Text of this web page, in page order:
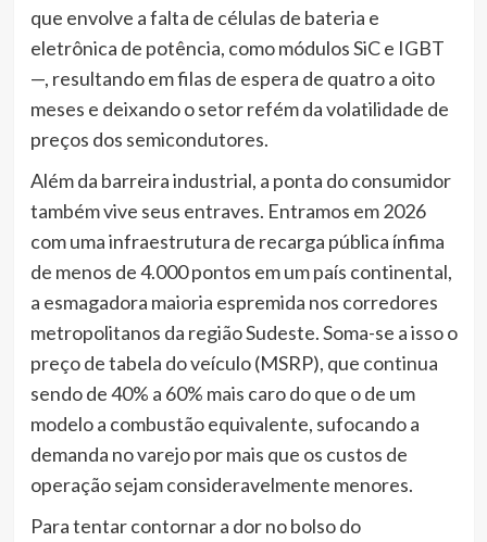
que envolve a falta de células de bateria e
eletrônica de potência, como módulos SiC e IGBT
—, resultando em filas de espera de quatro a oito
meses e deixando o setor refém da volatilidade de
preços dos semicondutores.
Além da barreira industrial, a ponta do consumidor
também vive seus entraves. Entramos em 2026
com uma infraestrutura de recarga pública ínfima
de menos de 4.000 pontos em um país continental,
a esmagadora maioria espremida nos corredores
metropolitanos da região Sudeste. Soma-se a isso o
preço de tabela do veículo (MSRP), que continua
sendo de 40% a 60% mais caro do que o de um
modelo a combustão equivalente, sufocando a
demanda no varejo por mais que os custos de
operação sejam consideravelmente menores.
Para tentar contornar a dor no bolso do